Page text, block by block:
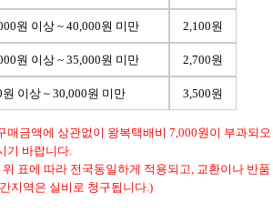
원 이상 ~ 40,000원 미만 2,100원
원 이상 ~ 35,000원 미만 2,700원
원 이상 ~ 30,000원 미만 3,500원
금액에 상관없이 왕복택배비 7,000원이 부과되오
기 바랍니다.
표에 따라 전국동일하게 적용되고, 교환이나 반품
지역은 실비로 청구됩니다.)